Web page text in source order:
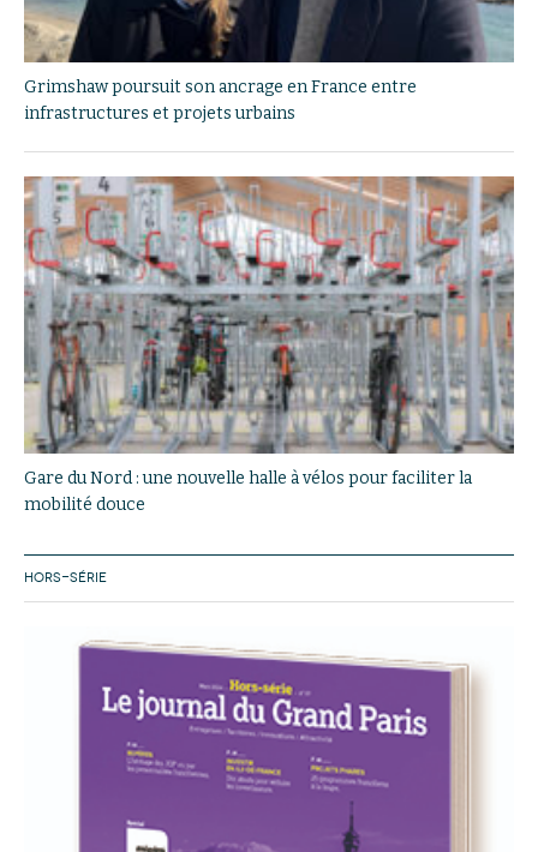
Grimshaw poursuit son ancrage en France entre
infrastructures et projets urbains
Gare du Nord : une nouvelle halle à vélos pour faciliter la
mobilité douce
HORS-SÉRIE